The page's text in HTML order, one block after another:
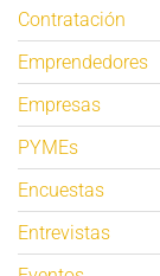
Contratación
Emprendedores
Empresas
PYMEs
Encuestas
Entrevistas